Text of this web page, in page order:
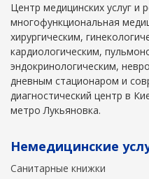
Центр медицинских услуг и
многофункциональная
хирургическим,
кардиологическим,
эндокринологическим,
дневным стационаром и
диагностический центр в
метро Лукьяновка.
Немедицинские
Санитарные книжки